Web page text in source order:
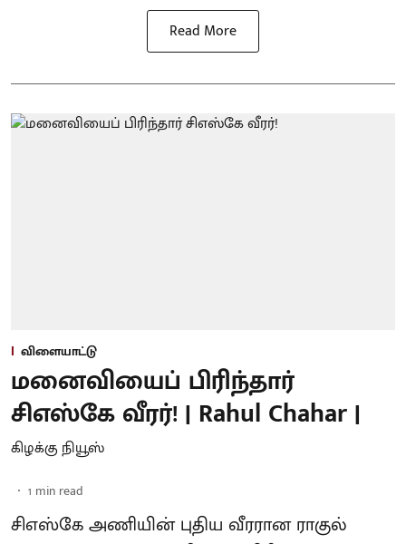
Read More
விளையாட்டு
மனைவியைப் பிரிந்தார்
சிஎஸ்கே வீரர்! | Rahul Chahar |
கிழக்கு நியூஸ்
1 min read
சிஎஸ்கே அணியின் புதிய வீரரான ராகுல்